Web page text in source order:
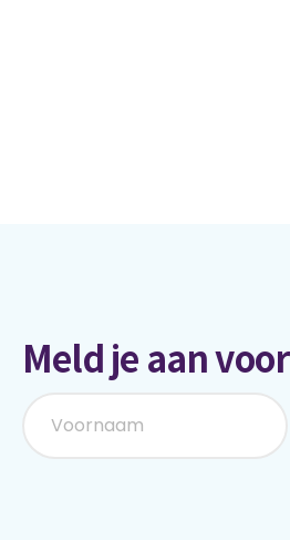
Meld je aan